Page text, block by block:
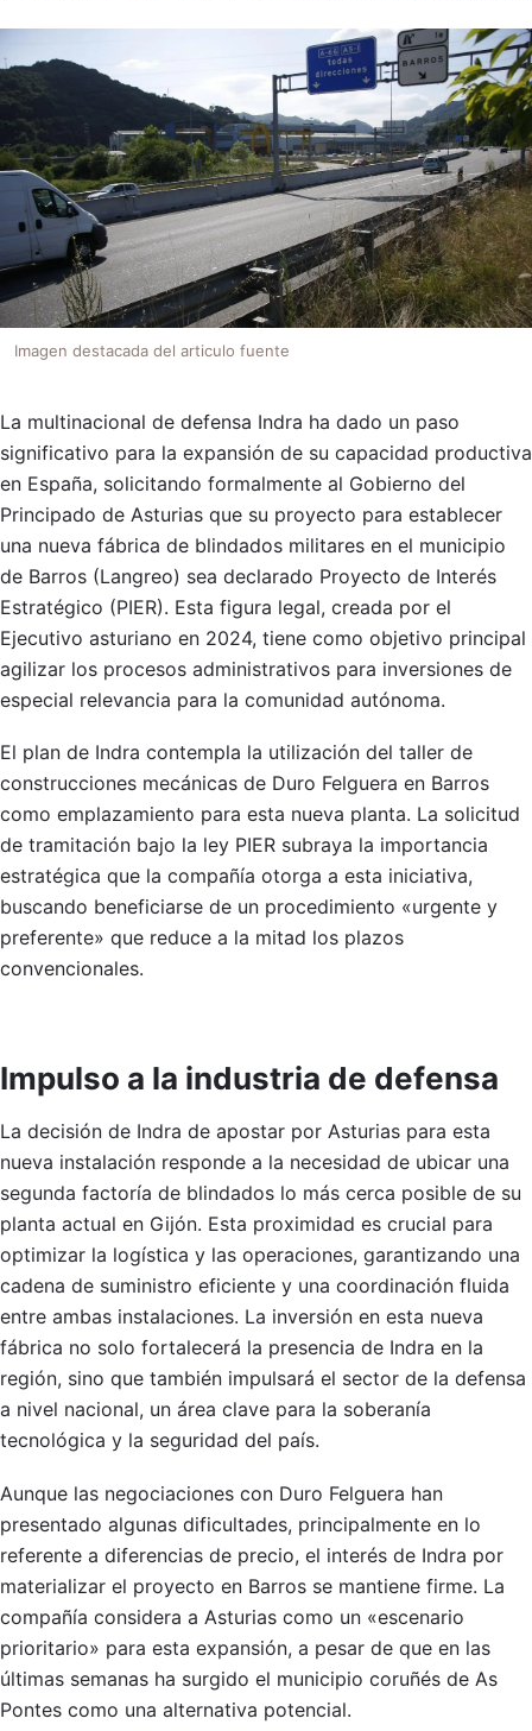
Imagen destacada del articulo fuente
La multinacional de defensa Indra ha dado un paso
significativo para la expansión de su capacidad productiva
en España, solicitando formalmente al Gobierno del
Principado de Asturias que su proyecto para establecer
una nueva fábrica de blindados militares en el municipio
de Barros (Langreo) sea declarado Proyecto de Interés
Estratégico (PIER). Esta figura legal, creada por el
Ejecutivo asturiano en 2024, tiene como objetivo principal
agilizar los procesos administrativos para inversiones de
especial relevancia para la comunidad autónoma.
El plan de Indra contempla la utilización del taller de
construcciones mecánicas de Duro Felguera en Barros
como emplazamiento para esta nueva planta. La solicitud
de tramitación bajo la ley PIER subraya la importancia
estratégica que la compañía otorga a esta iniciativa,
buscando beneficiarse de un procedimiento «urgente y
preferente» que reduce a la mitad los plazos
convencionales.
Impulso a la industria de defensa
La decisión de Indra de apostar por Asturias para esta
nueva instalación responde a la necesidad de ubicar una
segunda factoría de blindados lo más cerca posible de su
planta actual en Gijón. Esta proximidad es crucial para
optimizar la logística y las operaciones, garantizando una
cadena de suministro eficiente y una coordinación fluida
entre ambas instalaciones. La inversión en esta nueva
fábrica no solo fortalecerá la presencia de Indra en la
región, sino que también impulsará el sector de la defensa
a nivel nacional, un área clave para la soberanía
tecnológica y la seguridad del país.
Aunque las negociaciones con Duro Felguera han
presentado algunas dificultades, principalmente en lo
referente a diferencias de precio, el interés de Indra por
materializar el proyecto en Barros se mantiene firme. La
compañía considera a Asturias como un «escenario
prioritario» para esta expansión, a pesar de que en las
últimas semanas ha surgido el municipio coruñés de As
Pontes como una alternativa potencial.